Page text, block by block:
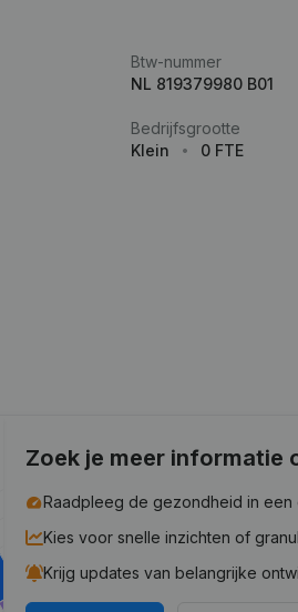
Btw-nummer
NL 819379980 B01
Bedrijfsgrootte
Klein
0 FTE
Zoek je meer informatie
Raadpleeg de gezondheid in een
Kies voor snelle inzichten of
Krijg updates van belangrijke